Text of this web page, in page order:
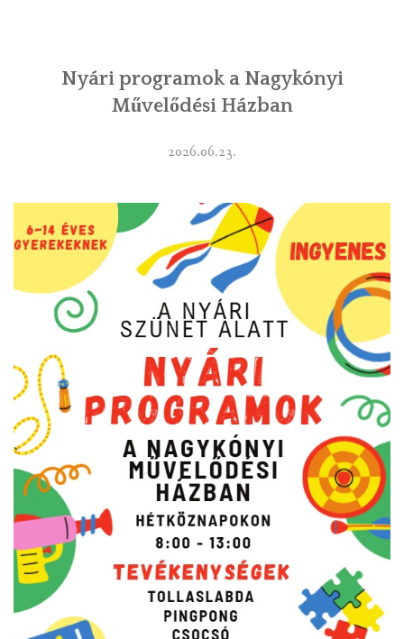
INFORMÁCIÓK
LETÖLTHETŐ NYOMTATVÁNYOK
VÁLASZTÁS 2026
TELEPÜLÉSIKÉPVISELŐI VAGYONNYILATKOZATOK – 2026.
ROMA NEMZETISÉGI ÖNKORMÁNYZATI KÉPVISELŐK
VAGYONNYILATKOZATA – 2026. ÉV
Nyári programok a Nagykónyi
Művelődési Házban
2026.06.23.